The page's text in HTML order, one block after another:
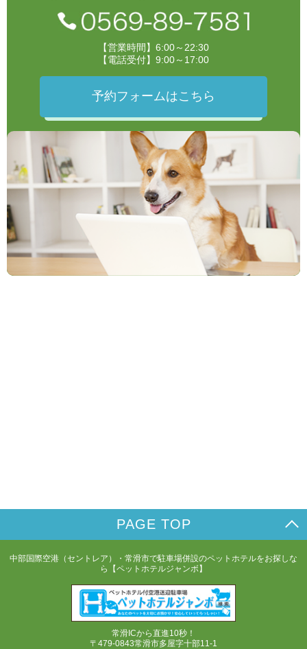
【営業時間】6:00～22:30
【電話受付】9:00～17:00
予約フォームはこちら
PAGE TOP
中部国際空港（セントレア）・常滑市で駐車場併設のペットホテルをお探しな
ら【ペットホテルジャンボ】
常滑ICから直進10秒！
〒479-0843常滑市多屋字十部11-1